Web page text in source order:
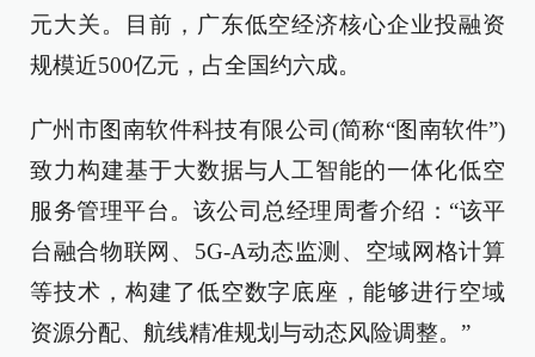
元大关。目前，广东低空经济核心企业投融资
规模近500亿元，占全国约六成。
广州市图南软件科技有限公司(简称“图南软件”)
致力构建基于大数据与人工智能的一体化低空
服务管理平台。该公司总经理周耆介绍：“该平
台融合物联网、5G-A动态监测、空域网格计算
等技术，构建了低空数字底座，能够进行空域
资源分配、航线精准规划与动态风险调整。”